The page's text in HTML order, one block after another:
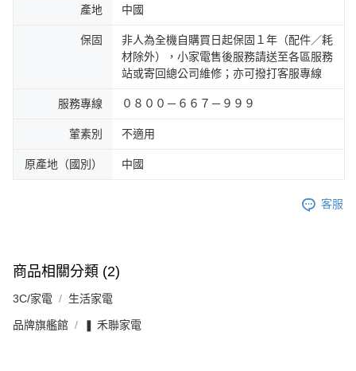
產地 中國
保固
非人為全機自購買日起保固１年（配件／耗
材除外），小家電售後服務請送至各區服務
站或寄回總公司維修；亦可撥打客服專線
服務專線 ０８００－６６７－９９９
葷素別 不適用
原產地（國別） 中國
客服
商品相關分類 (2)
3C/家電 生活家電
品牌旗艦館 ❚ 禾聯家電